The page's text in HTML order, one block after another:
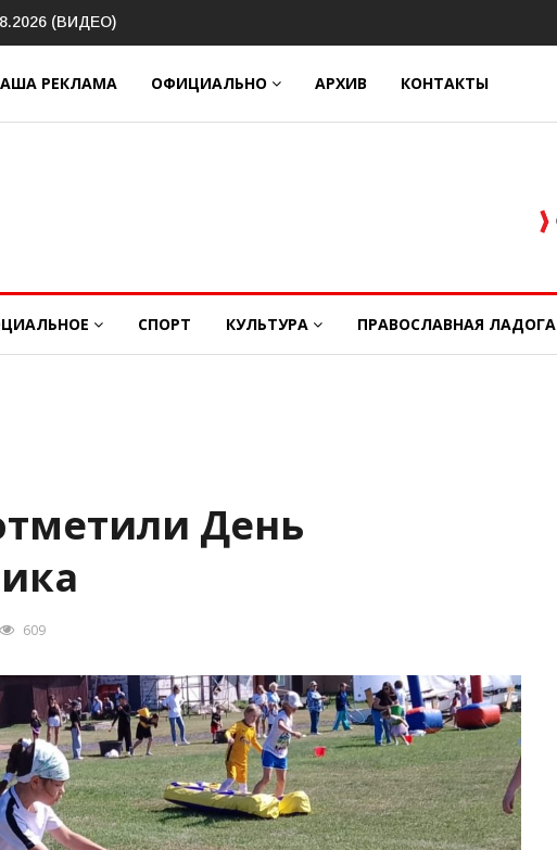
о
(ВИДЕО)
РЕКЛАМА ОФИЦИАЛЬНО АРХИВ КОНТАКТЫ
СПОРТ КУЛЬТУРА ПРАВОСЛАВНАЯ ЛАДОГА
День
609